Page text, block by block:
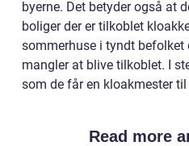
byerne. Det betyder også at
boliger der er tilkoblet
sommerhuse i tyndt
mangler at blive tilkoblet. I
som de får en kloakmester
Read more